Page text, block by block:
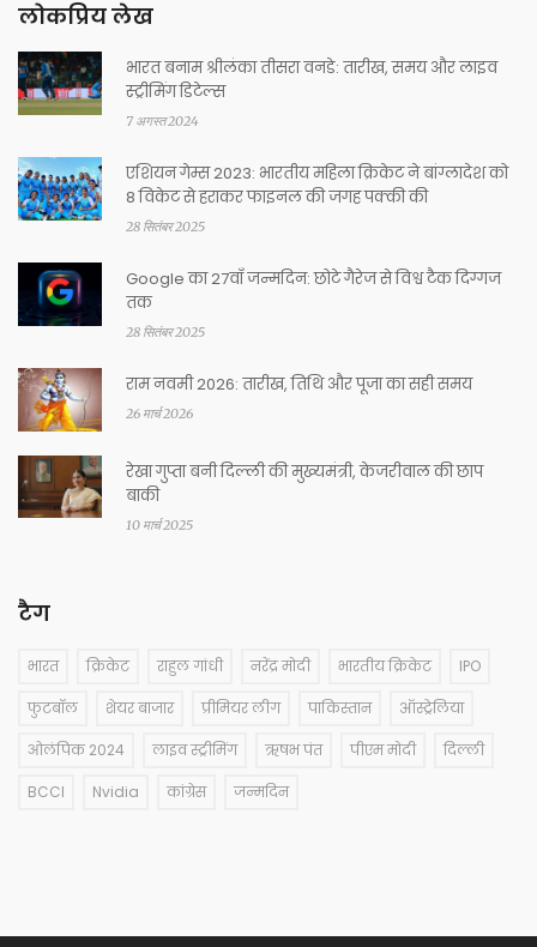
लोकप्रिय लेख
भारत बनाम श्रीलंका तीसरा वनडे: तारीख, समय और लाइव
स्ट्रीमिंग डिटेल्स
7 अगस्त 2024
एशियन गेम्स 2023: भारतीय महिला क्रिकेट ने बांग्लादेश को
8 विकेट से हराकर फाइनल की जगह पक्की की
28 सितंबर 2025
Google का 27वाँ जन्मदिन: छोटे गैरेज से विश्व टैक दिग्गज
तक
28 सितंबर 2025
राम नवमी 2026: तारीख, तिथि और पूजा का सही समय
26 मार्च 2026
रेखा गुप्ता बनी दिल्ली की मुख्यमंत्री, केजरीवाल की छाप
बाकी
10 मार्च 2025
टैग
भारत क्रिकेट राहुल गांधी नरेंद्र मोदी भारतीय क्रिकेट IPO
फुटबॉल शेयर बाजार प्रीमियर लीग पाकिस्तान ऑस्ट्रेलिया
ओलंपिक 2024 लाइव स्ट्रीमिंग ऋषभ पंत पीएम मोदी दिल्ली
BCCI Nvidia कांग्रेस जन्मदिन